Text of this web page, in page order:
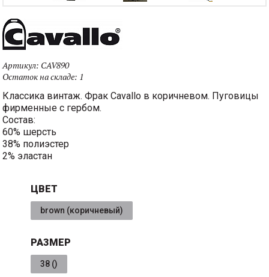
Артикул: CAV890
Остаток на складе: 1
Классика винтаж. Фрак Cavallo в коричневом. Пуговицы
фирменные с гербом.
Состав:
60% шерсть
38% полиэстер
2% эластан
ЦВЕТ
brown (коричневый)
РАЗМЕР
38 ()